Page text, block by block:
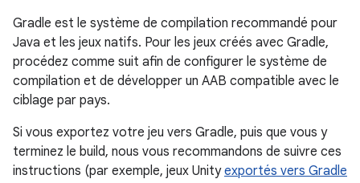
Gradle est le système de compilation recommandé pour
Java et les jeux natifs. Pour les jeux créés avec Gradle,
procédez comme suit afin de configurer le système de
compilation et de développer un AAB compatible avec le
ciblage par pays.
Si vous exportez votre jeu vers Gradle, puis que vous y
terminez le build, nous vous recommandons de suivre ces
instructions (par exemple, jeux Unityexportés vers Gradle